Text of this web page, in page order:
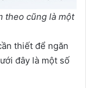
theo cũng là một
thiết để ngăn
đây là một số